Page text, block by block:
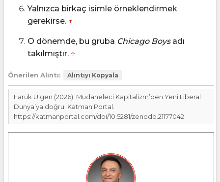
Yalnızca birkaç isimle örneklendirmek
gerekirse. ↑
O dönemde, bu gruba Chicago Boysadı
takılmıştır. ↑
Önerilen Alıntı: Alıntıyı Kopyala
Faruk Ülgen (2026). Müdaheleci Kapitalizm’den Yeni Liberal
Dünya’ya doǧru. Katman Portal.
https://katmanportal.com/doi/10.5281/zenodo.21177042